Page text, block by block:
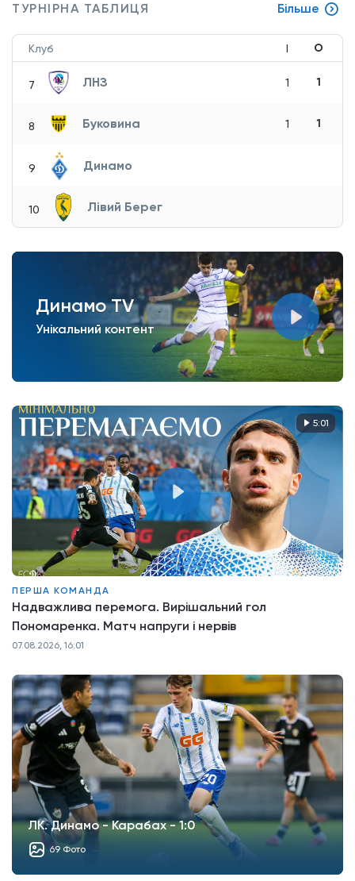
ТУРНІРНА ТАБЛИЦЯ Більше
Клуб І О
7 ЛНЗ 1 1
8 Буковина 1 1
9 Динамо
10 Лівий Берег
Динамо TV
Унікальний контент
5:01
ПЕРША КОМАНДА
Надважлива перемога. Вирішальний гол
Пономаренка. Матч напруги і нервів
07.08.2026, 16:01
ЛК. Динамо - Карабах - 1:0
69 Фото